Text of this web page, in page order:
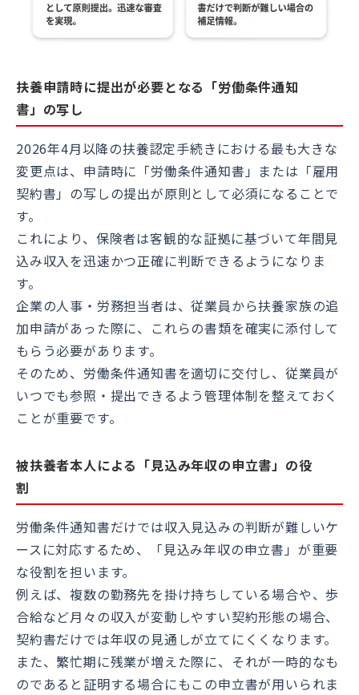
扶養申請時に提出が必要となる「労働条件通知
書」の写し
2026年4月以降の扶養認定手続きにおける最も大きな
変更点は、申請時に「労働条件通知書」または「雇用
契約書」の写しの提出が原則として必須になることで
す。
これにより、保険者は客観的な証拠に基づいて年間見
込み収入を迅速かつ正確に判断できるようになりま
す。
企業の人事・労務担当者は、従業員から扶養家族の追
加申請があった際に、これらの書類を確実に添付して
もらう必要があります。
そのため、労働条件通知書を適切に交付し、従業員が
いつでも参照・提出できるよう管理体制を整えておく
ことが重要です。
被扶養者本人による「見込み年収の申立書」の役
割
労働条件通知書だけでは収入見込みの判断が難しいケ
ースに対応するため、「見込み年収の申立書」が重要
な役割を担います。
例えば、複数の勤務先を掛け持ちしている場合や、歩
合給など月々の収入が変動しやすい契約形態の場合、
契約書だけでは年収の見通しが立てにくくなります。
また、繁忙期に残業が増えた際に、それが一時的なも
のであると証明する場合にもこの申立書が用いられま